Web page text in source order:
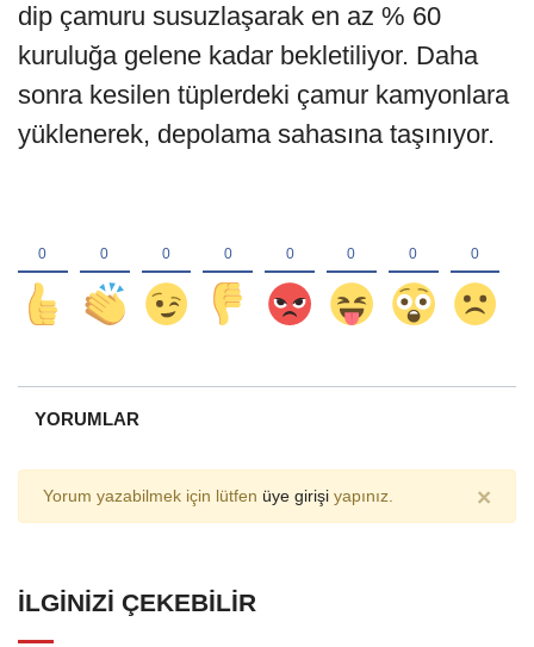
dip çamuru susuzlaşarak en az % 60
kuruluğa gelene kadar bekletiliyor. Daha
sonra kesilen tüplerdeki çamur kamyonlara
yüklenerek, depolama sahasına taşınıyor.
YORUMLAR
Yorum yazabilmek için lütfen üye girişi yapınız. ×
İLGINIZI ÇEKEBILIR